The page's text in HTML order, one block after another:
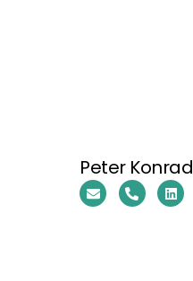
Peter Konrad